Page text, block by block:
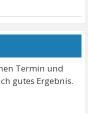
Termin und
gutes Ergebnis.